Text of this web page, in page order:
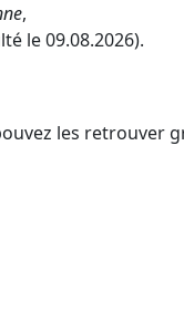
,
le 09.08.2026).
les retrouver